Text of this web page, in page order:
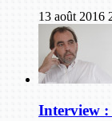
13 août 2016
Interview